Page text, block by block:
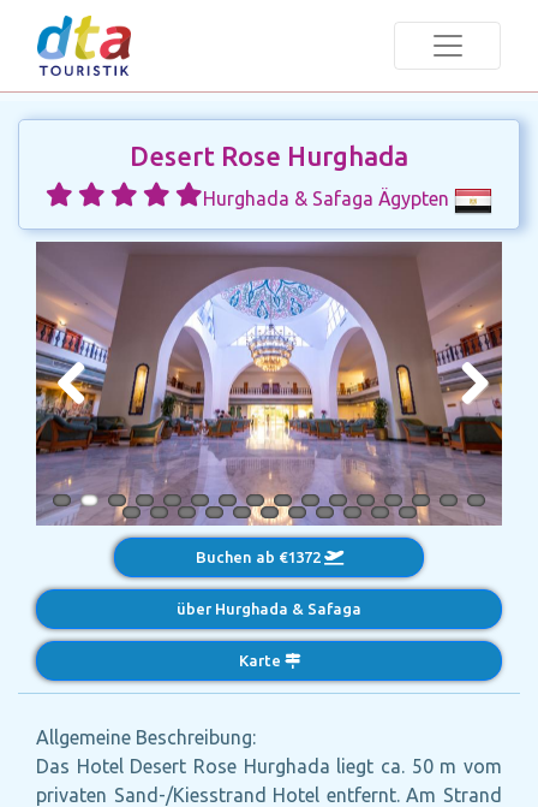
Desert Rose Hurghada
Hurghada & Safaga Ägypten
Previous Next
Buchen ab €1372
über Hurghada & Safaga
Karte
Allgemeine Beschreibung:
Das Hotel Desert Rose Hurghada liegt ca. 50 m vom
privaten Sand-/Kiesstrand Hotel entfernt. Am Strand